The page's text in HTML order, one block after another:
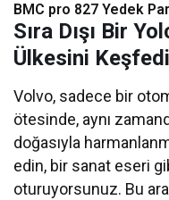
BMC pro 827 Yedek
Sıra Dışı Bir
Ülkesini
Volvo, sadece bir
ötesinde, aynı
doğasıyla
edin, bir sanat eseri
oturuyorsunuz. Bu